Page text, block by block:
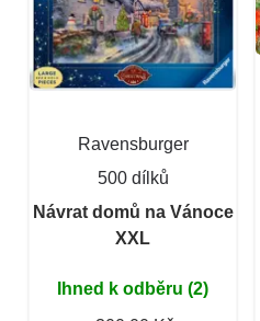
Ravensburger
500 dílků
Návrat domů na Vánoce
XXL
Ihned k odběru (2)